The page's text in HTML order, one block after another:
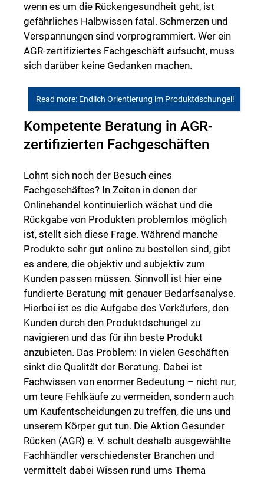
wenn es um die Rückengesundheit geht, ist
gefährliches Halbwissen fatal. Schmerzen und
Verspannungen sind vorprogrammiert. Wer ein
AGR-zertifiziertes Fachgeschäft aufsucht, muss
sich darüber keine Gedanken machen.
Read more: Endlich Orientierung im Produktdschungel!
Kompetente Beratung in AGR-
zertifizierten Fachgeschäften
Lohnt sich noch der Besuch eines
Fachgeschäftes? In Zeiten in denen der
Onlinehandel kontinuierlich wächst und die
Rückgabe von Produkten problemlos möglich
ist, stellt sich diese Frage. Während manche
Produkte sehr gut online zu bestellen sind, gibt
es andere, die objektiv und subjektiv zum
Kunden passen müssen. Sinnvoll ist hier eine
fundierte Beratung mit genauer Bedarfsanalyse.
Hierbei ist es die Aufgabe des Verkäufers, den
Kunden durch den Produktdschungel zu
navigieren und das für ihn beste Produkt
anzubieten. Das Problem: In vielen Geschäften
sinkt die Qualität der Beratung. Dabei ist
Fachwissen von enormer Bedeutung – nicht nur,
um teure Fehlkäufe zu vermeiden, sondern auch
um Kaufentscheidungen zu treffen, die uns und
unserem Körper gut tun. Die Aktion Gesunder
Rücken (AGR) e. V. schult deshalb ausgewählte
Fachhändler verschiedenster Branchen und
vermittelt dabei Wissen rund ums Thema